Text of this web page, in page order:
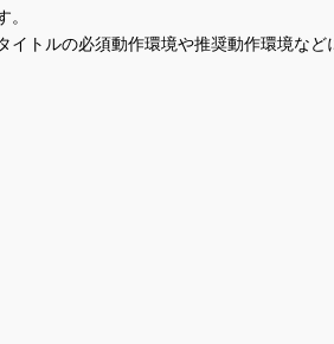
。
トルの必須動作環境や推奨動作環境など